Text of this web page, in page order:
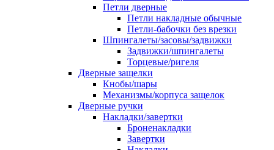
Петли дверные
Петли накладные обычные
Петли-бабочки без врезки
Шпингалеты/засовы/задвижки
Задвижки/шпингалеты
Торцевые/ригеля
Дверные защелки
Кнобы/шары
Механизмы/корпуса защелок
Дверные ручки
Накладки/завертки
Броненакладки
Завертки